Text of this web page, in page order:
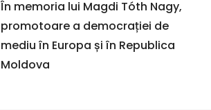
În memoria lui Magdi Tóth Nagy,
promotoare a democrației de
mediu în Europa și în Republica
Moldova